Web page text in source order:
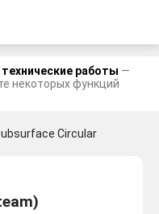
работы —
некоторых функций
Circular